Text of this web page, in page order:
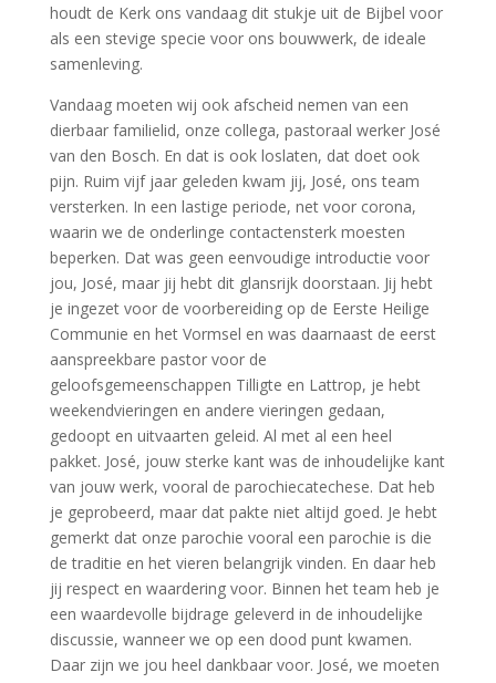
houdt de Kerk ons vandaag dit stukje uit de Bijbel voor
als een stevige specie voor ons bouwwerk, de ideale
samenleving.
Vandaag moeten wij ook afscheid nemen van een
dierbaar familielid, onze collega, pastoraal werker José
van den Bosch. En dat is ook loslaten, dat doet ook
pijn. Ruim vijf jaar geleden kwam jij, José, ons team
versterken. In een lastige periode, net voor corona,
waarin we de onderlinge contactensterk moesten
beperken. Dat was geen eenvoudige introductie voor
jou, José, maar jij hebt dit glansrijk doorstaan. Jij hebt
je ingezet voor de voorbereiding op de Eerste Heilige
Communie en het Vormsel en was daarnaast de eerst
aanspreekbare pastor voor de
geloofsgemeenschappen Tilligte en Lattrop, je hebt
weekendvieringen en andere vieringen gedaan,
gedoopt en uitvaarten geleid. Al met al een heel
pakket. José, jouw sterke kant was de inhoudelijke kant
van jouw werk, vooral de parochiecatechese. Dat heb
je geprobeerd, maar dat pakte niet altijd goed. Je hebt
gemerkt dat onze parochie vooral een parochie is die
de traditie en het vieren belangrijk vinden. En daar heb
jij respect en waardering voor. Binnen het team heb je
een waardevolle bijdrage geleverd in de inhoudelijke
discussie, wanneer we op een dood punt kwamen.
Daar zijn we jou heel dankbaar voor. José, we moeten